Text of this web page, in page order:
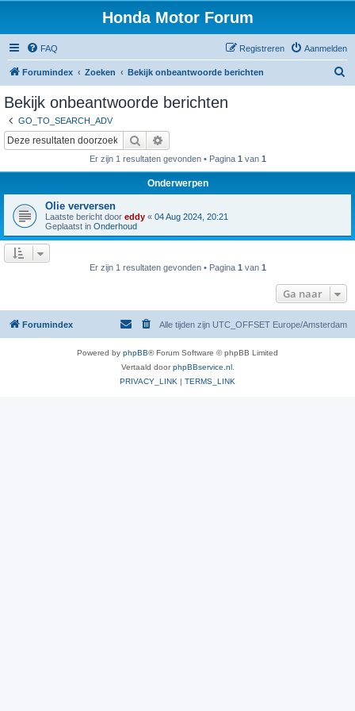
Honda Motor Forum
FAQ Aanmelden
Registreren
Forumindex Zoeken Bekijk onbeantwoorde berichten
Bekijk onbeantwoorde berichten
GO_TO_SEARCH_ADV
Zoeken
Er zijn 1 resultaten gevonden • Pagina 1 van 1
Onderwerpen
Olie verversen
Laatste bericht door eddy « 04 Aug 2024, 20:21
Geplaatst in Onderhoud
Er zijn 1 resultaten gevonden • Pagina 1 van 1
Ga naar
Forumindex Alle tijden zijn UTC_OFFSET Europe/Amsterdam
Powered by phpBB® Forum Software © phpBB Limited
Vertaald doorphpBBservice.nl.
PRIVACY_LINK | TERMS_LINK